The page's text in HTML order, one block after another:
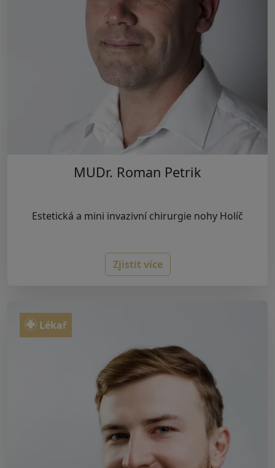
MUDr. Roman Petrik
Estetická a mini invazivní chirurgie nohy Holíč
Zjistit více
Lékař